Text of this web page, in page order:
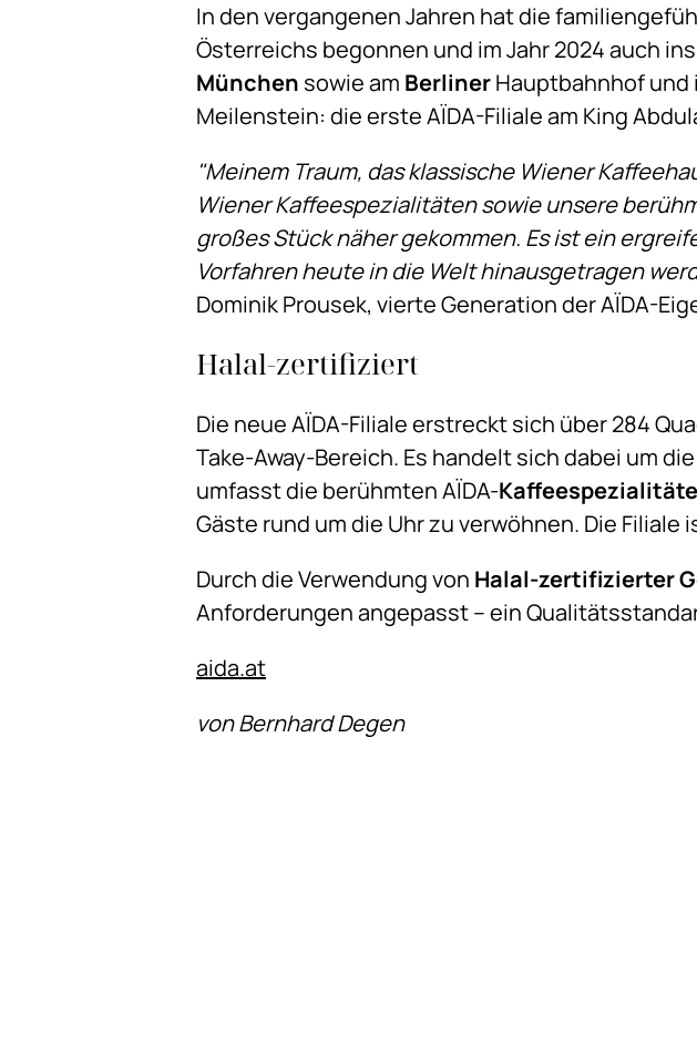
In den vergangenen Jahren hat die
Österreichs begonnen und im Jahr 2024 auch
München sowie am BerlinerHauptbahnhof und
Meilenstein: die erste AÏDA-Filiale am King
"Meinem Traum, das klassische Wiener
Wiener Kaffeespezialitäten sowie unsere
großes Stück näher gekommen. Es ist ein
Vorfahren heute in die Welt hinausgetragen
Dominik Prousek, vierte Generation der AÏDA-
Halal-zertifiziert
Die neue AÏDA-Filiale erstreckt sich über 284
Take-Away-Bereich. Es handelt sich dabei um
umfasst die berühmten AÏDA-
Gäste rund um die Uhr zu verwöhnen. Die
Durch die Verwendung von Halal-zertifizierter
Anforderungen angepasst – ein
aida.at
von Bernhard Degen